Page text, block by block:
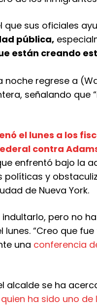
que sus oficiales
pública,
están creando
noche regrese a
señalando que
el lunes a los
contra
enfrentó bajo la
políticas y
de Nueva York.
pero no
lunes. “Creo que
una conferencia
alcalde se ha
ha sido uno de